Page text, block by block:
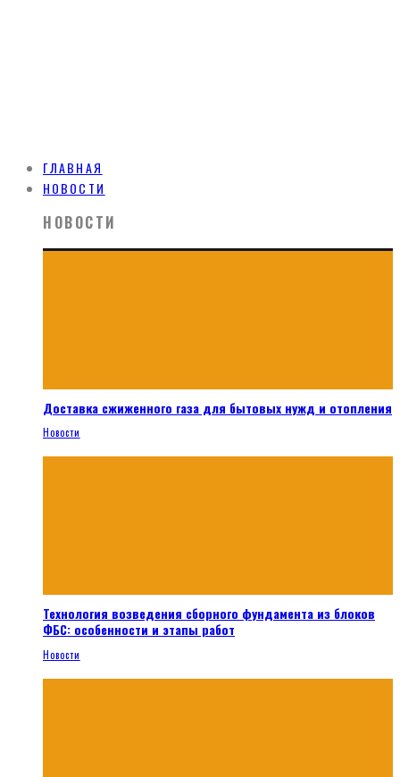
ГЛАВНАЯ
НОВОСТИ
НОВОСТИ
Доставка сжиженного газа для бытовых нужд и отопления
Новости
Технология возведения сборного фундамента из блоков
ФБС: особенности и этапы работ
Новости